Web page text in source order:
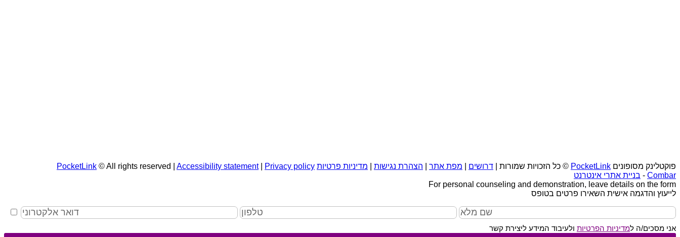
פוקטלינק מסופונים PocketLink © כל הזכויות שמורות | דרושים מפת אתר הצהרת נגישות מדיניות פרטיות PocketLink © All rights reserved | Accessibility statement|
Privacy policy
Combar
- בניית אתרי אינטרנט
For personal counseling and demonstration, leave details on the form
לייעוץ והדגמה אישית השאירו פרטים בטופס
אני מסכים/ה למדיניות הפרטיות ולעיבוד המידע ליצירת קשר